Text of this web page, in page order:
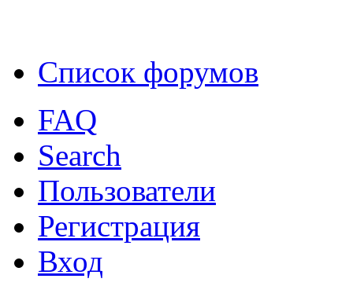
Список форумов
FAQ
Search
Пользователи
Регистрация
Вход